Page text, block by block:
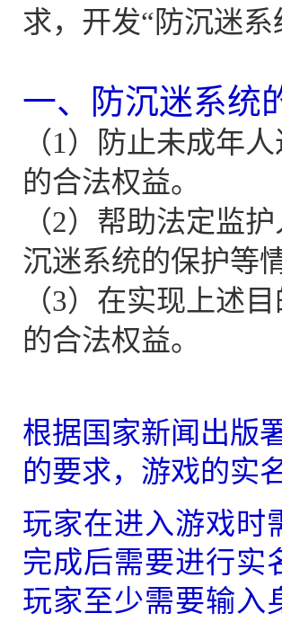
求，开发“防沉迷
一、防沉迷系统
（1）防止未成年
的合法权益。
（2）帮助法定监
沉迷系统的保护等
（3）在实现上述
的合法权益。
根据国家新闻出版
的要求，游戏的实
玩家在进入游戏时
完成后需要进行实
玩家至少需要输入